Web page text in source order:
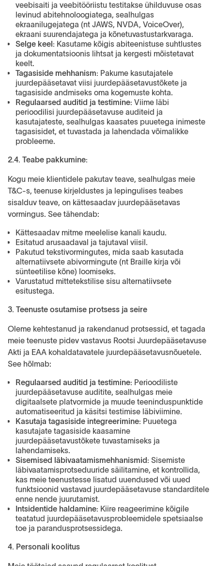
veebisaiti ja veebitööriistu testitakse ühilduvuse osas
levinud abitehnoloogiatega, sealhulgas
ekraanilugejatega (nt JAWS, NVDA, VoiceOver),
ekraani suurendajatega ja kõnetuvastustarkvaraga.
Selge keel: Kasutame kõigis abiteenistuse suhtlustes
ja dokumentatsioonis lihtsat ja kergesti mõistetavat
keelt.
Tagasiside mehhanism: Pakume kasutajatele
juurdepääsetavat viisi juurdepääsetavustõkete ja
tagasiside andmiseks oma kogemuste kohta.
Regulaarsed auditid ja testimine: Viime läbi
perioodilisi juurdepääsetavuse auditeid ja
kasutajateste, sealhulgas kaasates puuetega inimeste
tagasisidet, et tuvastada ja lahendada võimalikke
probleeme.
2.4. Teabe pakkumine:
Kogu meie klientidele pakutav teave, sealhulgas meie
T&C-s, teenuse kirjeldustes ja lepingulises teabes
sisalduv teave, on kättesaadav juurdepääsetavas
vormingus. See tähendab:
Kättesaadav mitme meelelise kanali kaudu.
Esitatud arusaadaval ja tajutaval viisil.
Pakutud tekstivormingutes, mida saab kasutada
alternatiivsete abivormingute (nt Braille kirja või
sünteetilise kõne) loomiseks.
Varustatud mittetekstilise sisu alternatiivsete
esitustega.
3. Teenuste osutamise protsess ja seire
Oleme kehtestanud ja rakendanud protsessid, et tagada
meie teenuste pidev vastavus Rootsi Juurdepääsetavuse
Akti ja EAA kohaldatavatele juurdepääsetavusnõuetele.
See hõlmab:
Regulaarsed auditid ja testimine: Perioodiliste
juurdepääsetavuse auditite, sealhulgas meie
digitaalsete platvormide ja muude teeninduspunktide
automatiseeritud ja käsitsi testimise läbiviimine.
Kasutaja tagasiside integreerimine: Puuetega
kasutajate tagasiside kaasamine
juurdepääsetavustõkete tuvastamiseks ja
lahendamiseks.
Sisemised läbivaatamismehhanismid: Sisemiste
läbivaatamisprotseduuride säilitamine, et kontrollida,
kas meie teenustesse lisatud uuendused või uued
funktsioonid vastavad juurdepääsetavuse standarditele
enne nende juurutamist.
Intsidentide haldamine: Kiire reageerimine kõigile
teatatud juurdepääsetavusprobleemidele spetsiaalse
toe ja parandusprotsessidega.
4. Personali koolitus